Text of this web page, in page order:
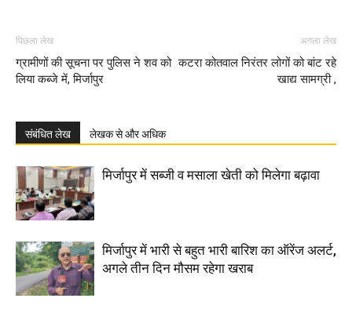
पिछला लेख
ग्रामीणों की सूचना पर पुलिस ने शव को
लिया कब्जे में, मिर्जापुर
अगला लेख
कटरा कोतवाल निरंतर लोगों को बांट रहे
खाद्य सामग्री ,
संबंधित लेख लेखक से और अधिक
मिर्जापुर में सब्जी व मसाला खेती को मिलेगा बढ़ावा
मिर्जापुर में भारी से बहुत भारी बारिश का ऑरेंज अलर्ट,
अगले तीन दिन मौसम रहेगा खराब